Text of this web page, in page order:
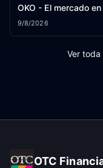
9/8/2026
Ver
OTC